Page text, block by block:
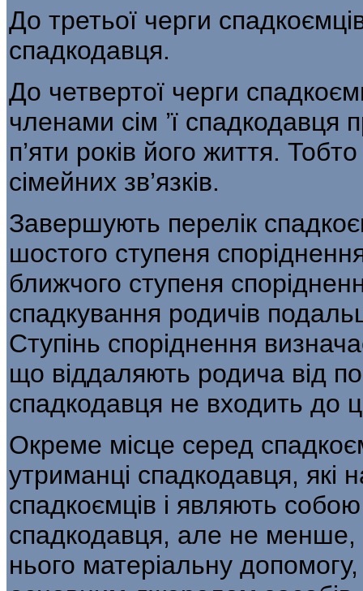
До третьої черги
спад­кодавця.
До четвертої черги
членами сім ’ї
п’яти років його життя.
сімейних зв’язків.
Завершують перелік
шос­того ступеня
ближчого ступеня
спадкування родичів
Ступінь споріднення
що віддаляють родича від
спадкодавця не входить до
Окреме місце серед
утриманці спадкодавця, які
спадкоємців і являють
спадкодавця, але не менше,
нього матеріальну